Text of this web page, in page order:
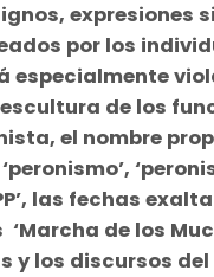
por los
especialmente
de los
el nombre
las fechas
de los
y los discursos